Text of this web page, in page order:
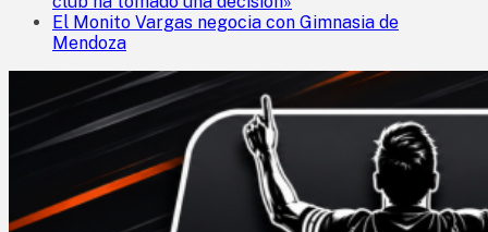
El Monito Vargas negocia con Gimnasia de
Mendoza